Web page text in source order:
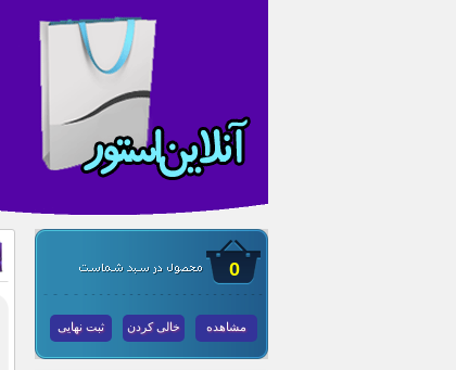
0
مشاهده خالی کردن ثبت نهایی